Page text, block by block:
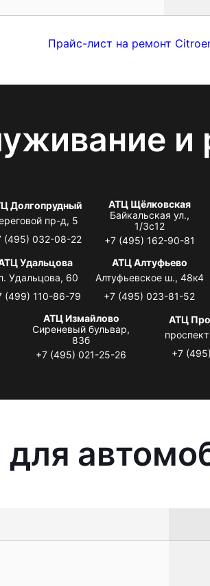
Прайс-лист на ремонт
и
Долгопрудный
пр-д, 5
(495) 032-08-22
АТЦ Щёлковская
Байкальская ул.,
1/3с12
+7 (495) 162-90-81
Удальцова
Удальцова, 60
(499) 110-86-79
АТЦ Алтуфьево
Алтуфьевское ш., 48к4
+7 (495) 023-81-52
АТЦ Измайлово
Сиреневый бульвар,
83б
+7 (495) 021-25-26
АТЦ
+7